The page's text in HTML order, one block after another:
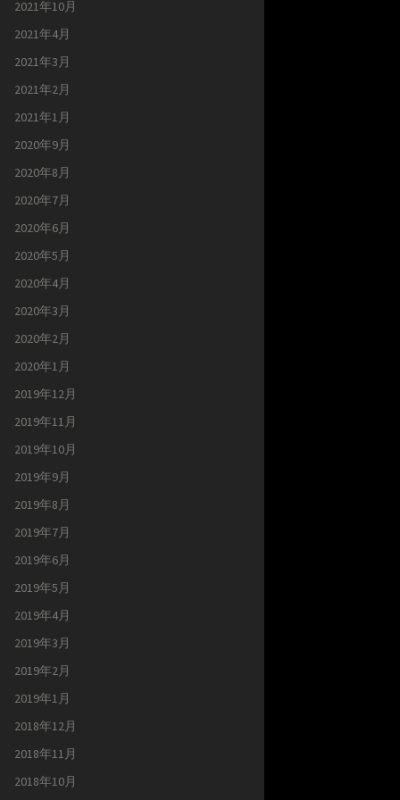
2021年10月
2021年4月
2021年3月
2021年2月
2021年1月
2020年9月
2020年8月
2020年7月
2020年6月
2020年5月
2020年4月
2020年3月
2020年2月
2020年1月
2019年12月
2019年11月
2019年10月
2019年9月
2019年8月
2019年7月
2019年6月
2019年5月
2019年4月
2019年3月
2019年2月
2019年1月
2018年12月
2018年11月
2018年10月